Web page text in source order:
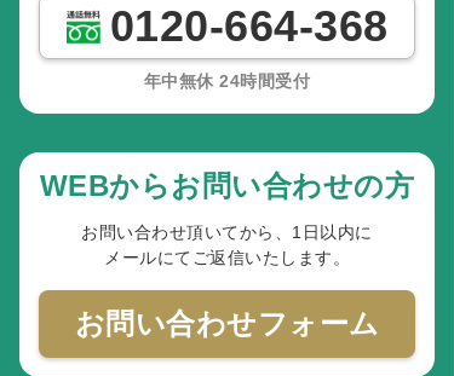
0120-664-368
年中無休 24時間受付
WEBからお問い合わせの方
お問い合わせ頂いてから、1日以内に
メールにてご返信いたします。
お問い合わせフォーム